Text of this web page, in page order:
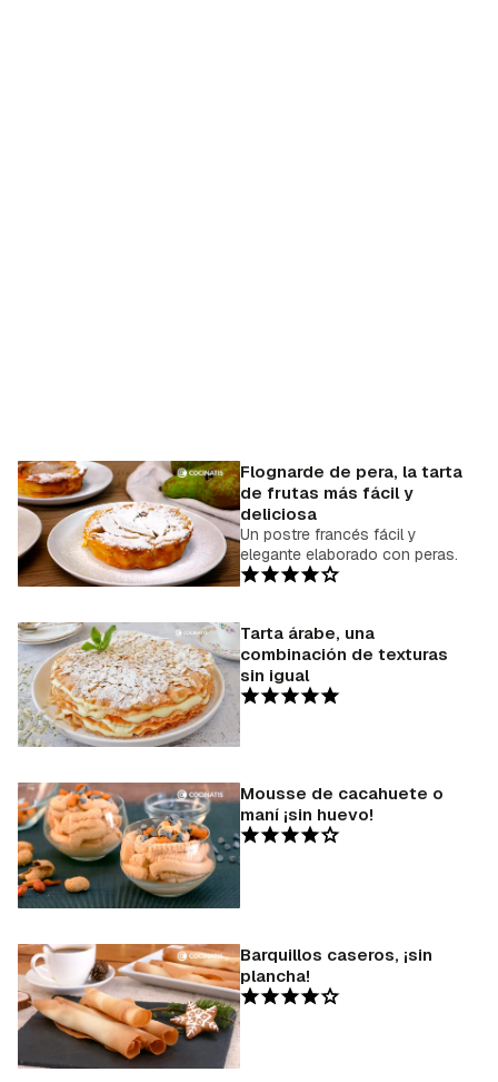
Flognarde de pera, la tarta
de frutas más fácil y
deliciosa
Un postre francés fácil y
elegante elaborado con peras.
Tarta árabe, una
combinación de texturas
sin igual
Mousse de cacahuete o
maní ¡sin huevo!
Barquillos caseros, ¡sin
plancha!